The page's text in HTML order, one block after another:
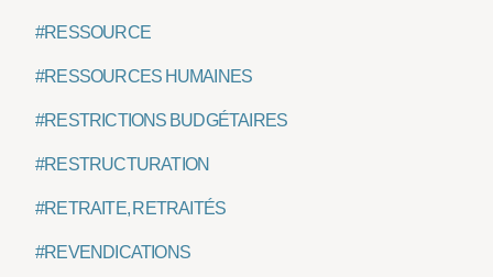
#RESSOURCE
#RESSOURCES HUMAINES
#RESTRICTIONS BUDGÉTAIRES
#RESTRUCTURATION
#RETRAITE, RETRAITÉS
#REVENDICATIONS